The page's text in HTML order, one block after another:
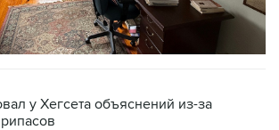
у Хегсета объяснений из-за